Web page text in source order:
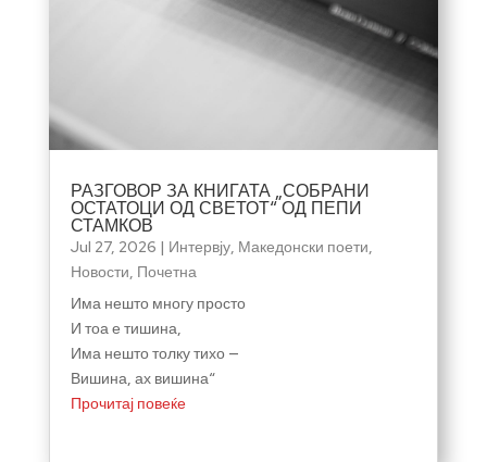
РАЗГОВОР ЗА КНИГАТА „СОБРАНИ
ОСТАТОЦИ ОД СВЕТОТ“ ОД ПЕПИ
СТАМКОВ
Jul 27, 2026 | Интервју, Македонски поети,
Новости, Почетна
Има нешто многу просто
И тоа е тишина,
Има нешто толку тихо —
Вишина, ах вишина“
Прочитај повеќе